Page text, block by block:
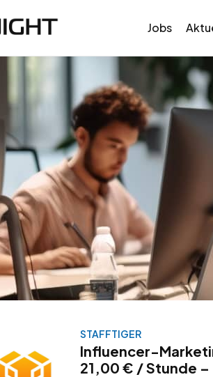
Jobs
STAFFTIGER
Influencer-
21,00 € / Stunde